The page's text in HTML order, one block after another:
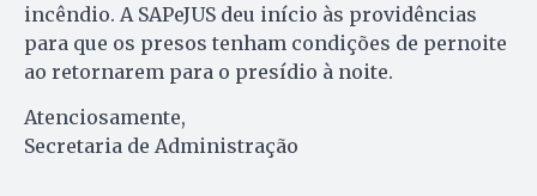
incêndio. A SAPeJUS deu início às providências
para que os presos tenham condições de pernoite
ao retornarem para o presídio à noite.
Atenciosamente,
Secretaria de Administração